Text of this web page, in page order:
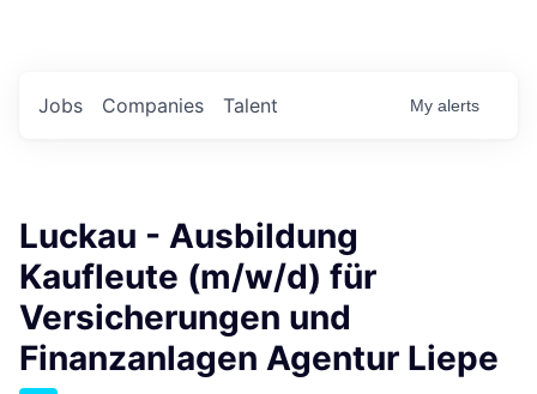
Jobs Companies Talent My alerts
Luckau - Ausbildung
Kaufleute (m/w/d) für
Versicherungen und
Finanzanlagen Agentur Liepe